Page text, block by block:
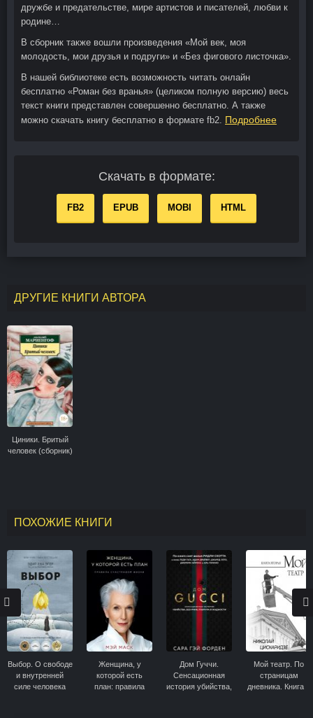
дружбе и предательстве, мире артистов и писателей, любви к
родине…
В сборник также вошли произведения «Мой век, моя
молодость, мои друзья и подруги» и «Без фигового листочка».
В нашей библиотеке есть возможность читать онлайн
бесплатно «Роман без вранья» (целиком полную версию) весь
текст книги представлен совершенно бесплатно. А также
можно скачать книгу бесплатно в формате fb2. Подробнее
Скачать в формате:
FB2 EPUB MOBI HTML
ДРУГИЕ КНИГИ АВТОРА
Циники. Бритый
человек (сборник)
ПОХОЖИЕ КНИГИ
Выбор. О свободе
и внутренней
силе человека
Женщина, у
которой есть
план: правила
Дом Гуччи.
Сенсационная
история убийства,
Мой театр. По
страницам
дневника. Книга II